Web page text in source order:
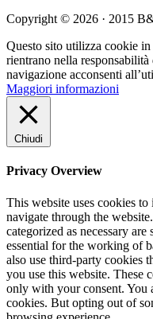
Copyright © 2026 · 2015
Questo sito utilizza cookie
rientrano nella
navigazione acconsenti
Maggiori informazioni
Chiudi
Privacy Overview
This website uses cookies
navigate through the
categorized as necessary
essential for the working of
also use third-party cookies
you use this website. These
only with your consent. You
cookies. But opting out of